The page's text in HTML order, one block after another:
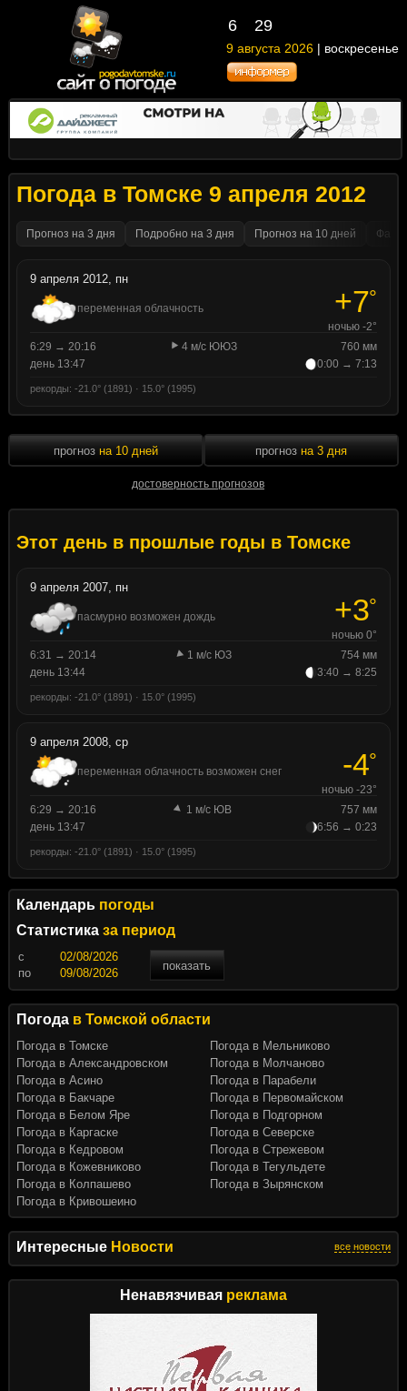
6 29
9 августа 2026 | воскресенье
Интересные Новости все новости
Ненавязчивая реклама
Погода в Томске 9 апреля 2012
Прогноз на 3 дня Подробно на 3 дня Прогноз на 10 дней
9 апреля 2012, пн
переменная облачность +7°
ночью -2°
6:29 → 20:16
4 м/с ЮЮЗ
760 мм
день 13:47
0:00 → 7:13
рекорды: -21.0° (1891) · 15.0° (1995)
прогноз на 10 дней
достоверность прогнозов
прогноз на 3 дня
Этот день в прошлые годы в Томске
9 апреля 2007, пн
пасмурно возможен дождь +3°
ночью 0°
6:31 → 20:14
1 м/с ЮЗ
754 мм
день 13:44
3:40 → 8:25
рекорды: -21.0° (1891) · 15.0° (1995)
9 апреля 2008, ср
переменная облачность возможен снег -4°
ночью -23°
6:29 → 20:16
1 м/с ЮВ
757 мм
день 13:47
6:56 → 0:23
рекорды: -21.0° (1891) · 15.0° (1995)
Календарь погоды
Статистика за период
c
показать
по
Погода в Томской области
Погода в Томске
Погода в Александровском
Погода в Асино
Погода в Бакчаре
Погода в Белом Яре
Погода в Каргаске
Погода в Кедровом
Погода в Кожевниково
Погода в Колпашево
Погода в Кривошеино
Погода в Мельниково
Погода в Молчаново
Погода в Парабели
Погода в Первомайском
Погода в Подгорном
Погода в Северске
Погода в Стрежевом
Погода в Тегульдете
Погода в Зырянском